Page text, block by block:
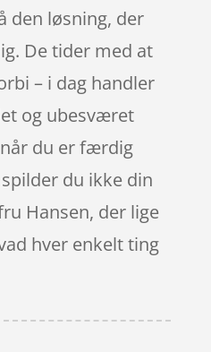
den løsning, der
De tider med at
– i dag handler
og ubesværet
du er færdig
du ikke din
Hansen, der lige
hver enkelt ting